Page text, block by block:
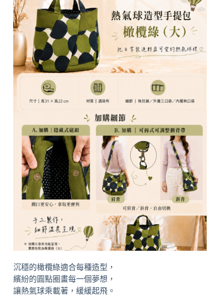
沉穩的橄欖綠適合每種造型，
繽紛的圓點圈畫每一個夢想，
讓熱氣球乘載著，緩緩起飛。